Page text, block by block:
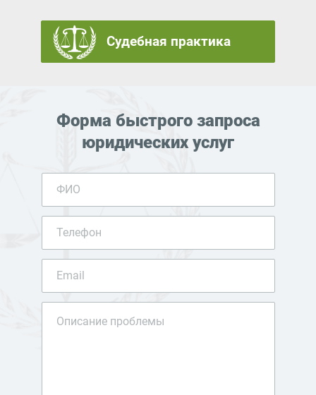
Судебная практика
Форма быстрого запроса
юридических услуг